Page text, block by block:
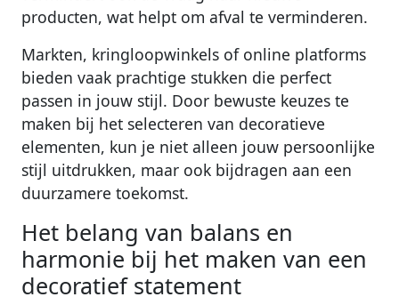
producten, wat helpt om afval te verminderen.
Markten, kringloopwinkels of online platforms
bieden vaak prachtige stukken die perfect
passen in jouw stijl. Door bewuste keuzes te
maken bij het selecteren van decoratieve
elementen, kun je niet alleen jouw persoonlijke
stijl uitdrukken, maar ook bijdragen aan een
duurzamere toekomst.
Het belang van balans en
harmonie bij het maken van een
decoratief statement